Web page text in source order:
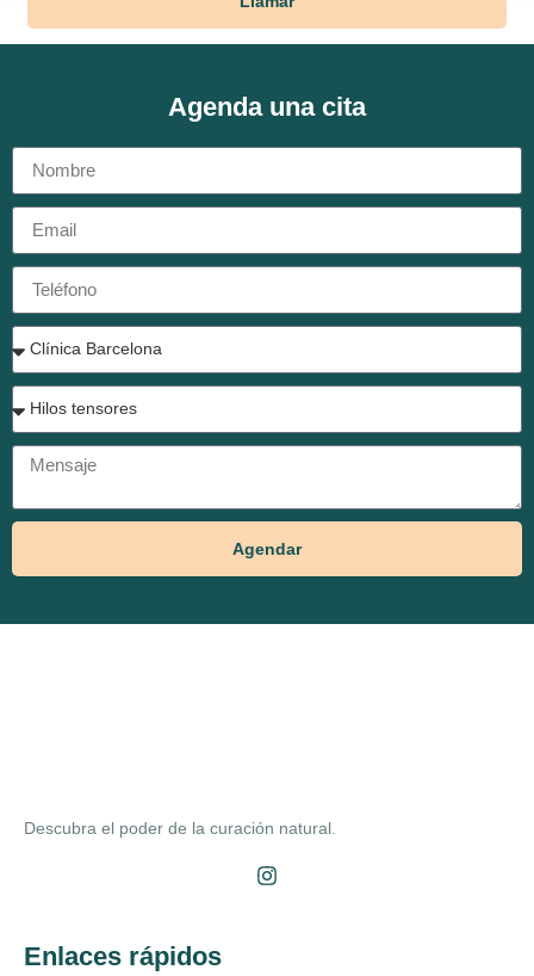
Agenda una cita
Agendar
Descubra el poder de la curación natural.
Enlaces rápidos